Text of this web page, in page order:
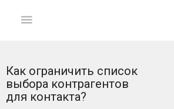
ГЛАВНАЯ
На
Как ограничить список
выбора контрагентов
для контакта?